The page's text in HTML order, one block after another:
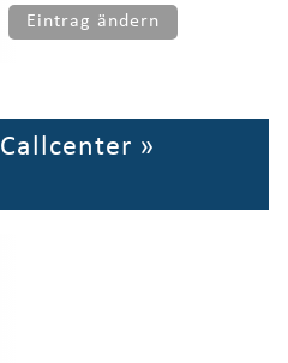
Eintrag ändern
Callcenter »